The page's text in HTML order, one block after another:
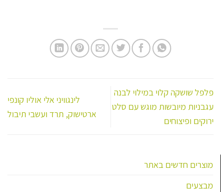
מספר
סוגים.
לבחור
את
האפשרויות
מספר
סוגים.
את
האפשרויות
פלפל שושקה קלוי במילוי לבנה
עגבניות מיובשות מוגש עם סלט
ירוקים ופיצוחים
לינגוויני אלי אוליו קונפי
ארטישוק, תרד ועשבי תיבול
מוצרים חדשים באתר
מבצעים